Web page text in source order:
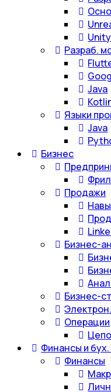
Unity
Разраб.
Java
Языки
Java
Бизнес
Продажи
Бизнес-
Бизнес-
Операции
Финансы и бух.
Финансы